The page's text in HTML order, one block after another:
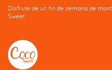
Disfrute de un fin de semana de
Sweet